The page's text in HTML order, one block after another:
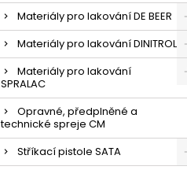
Materiály pro lakování DE BEER
Materiály pro lakování DINITROL
Materiály pro lakování
SPRALAC
Opravné, předplněné a
technické spreje CM
Stříkací pistole SATA